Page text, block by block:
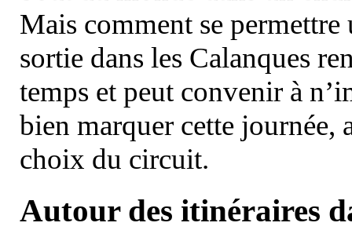
Mais comment se permettre
sortie dans les Calanques
temps et peut convenir à
bien marquer cette journée,
choix du circuit.
Autour des itinéraires